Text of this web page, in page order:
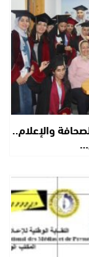
والإعلام..